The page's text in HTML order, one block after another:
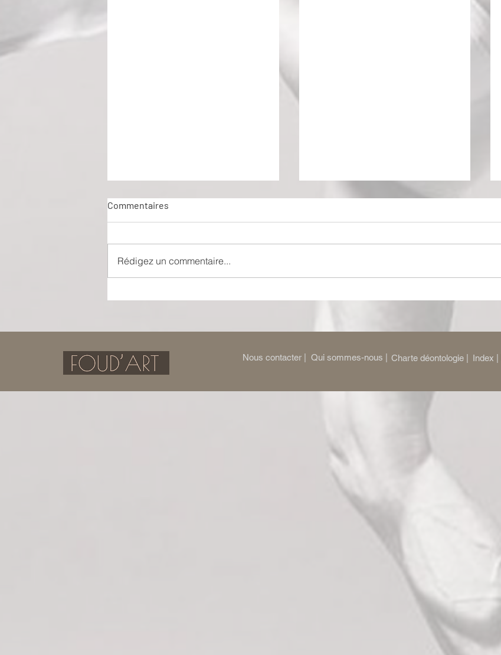
Nuit d’ivresse : Julie Ferrier
Le Ring de Katharsy : Une
Commentaires
Rédigez un commentaire...
Nous contacter | Qui sommes-nous | Charte déontologie | Index |